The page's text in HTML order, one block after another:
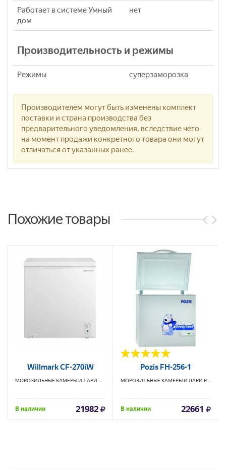
Работает в системе Умный
дом
нет
Производительность и режимы
Режимы суперзаморозка
Производителем могут быть изменены комплект
поставки и страна производства без
предварительного уведомления, вследствие чего
на момент продажи конкретного товара они могут
отличаться от указанных ранее.
Похожие товары
Willmark CF-270iW
МОРОЗИЛЬНЫЕ КАМЕРЫ И ЛАРИ WILLMARK
В наличии 21982
Pozis FH-256-1
МОРОЗИЛЬНЫЕ КАМЕРЫ И ЛАРИ POZIS
В наличии 22661